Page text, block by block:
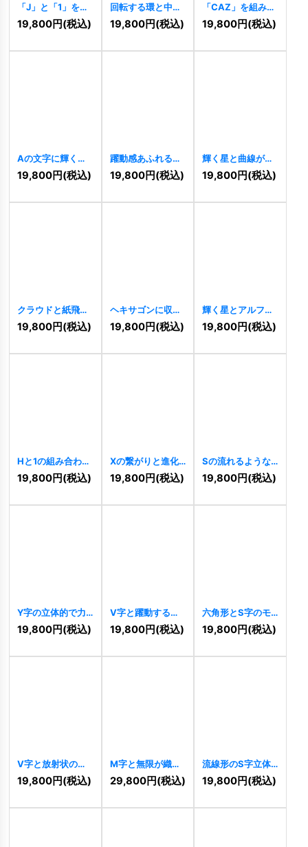
「J」と「1」を組
み合わせた先進的
なロゴ [ 11494]
19,800円(税込)
回転する環と中心
のロゴ [11468]
19,800円(税込)
「CAZ」を組み合
わせた先進的なロ
ゴ [ 11460 ]
19,800円(税込)
Aの文字に輝く星
のロゴ[11456]
19,800円(税込)
躍動感あふれる曲
線が描く「S」の
ロゴ 11452]
19,800円(税込)
輝く星と曲線が織
りなす未来的なロ
ゴ [ 11450 ]
19,800円(税込)
クラウドと紙飛行
機のWロゴ
11444 ]
19,800円(税込)
ヘキサゴンに収め
られた「KG」の先
進的なロゴ
19,800円(税込)
輝く星とアルファ
ベット「S」のス
タイリッシュなロ
19,800円(税込)
Hと1の組み合わせ
ロゴ[11263]
19,800円(税込)
Xの繋がりと進化
ロゴ[11191]
19,800円(税込)
Sの流れるような
スピード感ロゴ
11160 ]
19,800円(税込)
Y字の立体的で力
強いロゴ [11084 ]
19,800円(税込)
V字と躍動する軌
道の情熱ロゴ
10411 ]
19,800円(税込)
六角形とS字のモ
ダンと連結ロゴ
10397]
19,800円(税込)
V字と放射状の光
が織りなす上昇ロ
ゴ [ 10396]
19,800円(税込)
M字と無限が織り
なすの連結ロゴ
10383 ]
29,800円(税込)
流線形のS字立体
ロゴ[10381]
19,800円(税込)